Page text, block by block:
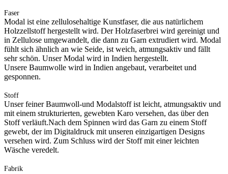
Faser
Modal ist eine zellulosehaltige Kunstfaser, die aus natürlichem
Holzzellstoff hergestellt wird. Der Holzfaserbrei wird gereinigt und
in Zellulose umgewandelt, die dann zu Garn extrudiert wird. Modal
fühlt sich ähnlich an wie Seide, ist weich, atmungsaktiv und fällt
sehr schön. Unser Modal wird in Indien hergestellt.
Unsere Baumwolle wird in Indien angebaut, verarbeitet und
gesponnen.
Stoff
Unser feiner Baumwoll-und Modalstoff ist leicht, atmungsaktiv und
mit einem strukturierten, gewebten Karo versehen, das über den
Stoff verläuft.Nach dem Spinnen wird das Garn zu einem Stoff
gewebt, der im Digitaldruck mit unseren einzigartigen Designs
versehen wird. Zum Schluss wird der Stoff mit einer leichten
Wäsche veredelt.
Fabrik